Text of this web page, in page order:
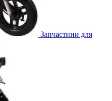
Запчастини для